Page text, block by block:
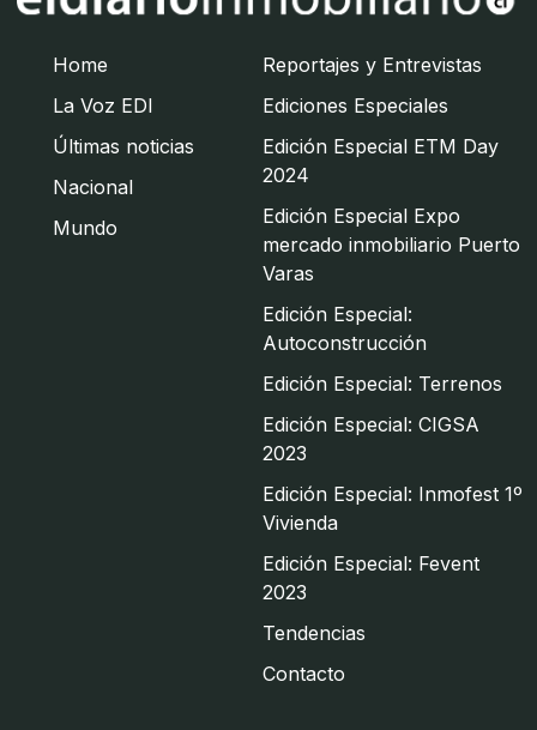
Home
La Voz EDI
Últimas noticias
Nacional
Mundo
Reportajes y Entrevistas
Ediciones Especiales
Edición Especial ETM Day
2024
Edición Especial Expo
mercado inmobiliario Puerto
Varas
Edición Especial:
Autoconstrucción
Edición Especial: Terrenos
Edición Especial: CIGSA
2023
Edición Especial: Inmofest 1º
Vivienda
Edición Especial: Fevent
2023
Tendencias
Contacto